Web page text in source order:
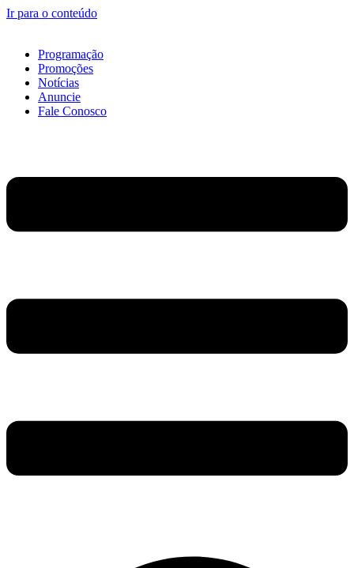
Ir para o conteúdo
Programação
Promoções
Notícias
Anuncie
Fale Conosco